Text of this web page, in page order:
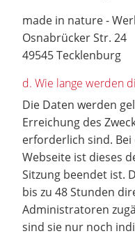
made in nature -
Osnabrücker Str. 24
49545 Tecklenburg
d. Wie lange werden
Die Daten werden
Erreichung des
erforderlich sind.
Webseite ist dieses
Sitzung beendet ist.
bis zu 48 Stunden
Administratoren
sind sie nur noch